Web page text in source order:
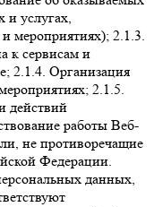
и услугах,
мероприятиях); 2.1.3.
к сервисам и
2.1.4. Организация
2.1.5.
действий
работы Веб-
не противоречащие
Федерации.
данных,